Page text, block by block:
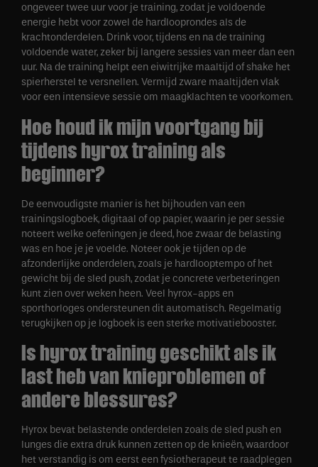
ongeveer twee uur voor je training, zodat je voldoende
energie hebt voor zowel de hardlooprondes als de
krachtonderdelen. Drink voor, tijdens en na de training
voldoende water, zeker bij langere sessies van meer dan een
uur. Na de training helpt een eiwitrijke maaltijd of shake het
spierherstel te versnellen. Vermijd zware maaltijden vlak
voor een intensieve sessie om maagklachten te voorkomen.
Hoe houd ik mijn voortgang bij
tijdens hyrox training als
beginner?
De eenvoudigste manier is het bijhouden van een
trainingslogboek, digitaal of op papier, waarin je per sessie
noteert welke oefeningen je deed, hoe zwaar de belasting
was en hoe je je voelde. Noteer ook je tijden op de
afzonderlijke onderdelen, zoals je hardlooptempo of het
gewicht bij de sled push, zodat je concrete verbeteringen
kunt zien over weken heen. Veel hyrox-apps en
sporthorloges ondersteunen dit automatisch. Regelmatig
terugkijken op je logboek is een sterke motivatiebooster.
Is hyrox training geschikt als ik
last heb van knieproblemen of
andere blessures?
Hyrox bevat belastende onderdelen zoals de sled push en
lunges die extra druk kunnen zetten op de knieën, waardoor
het verstandig is om eerst een fysiotherapeut te raadplegen